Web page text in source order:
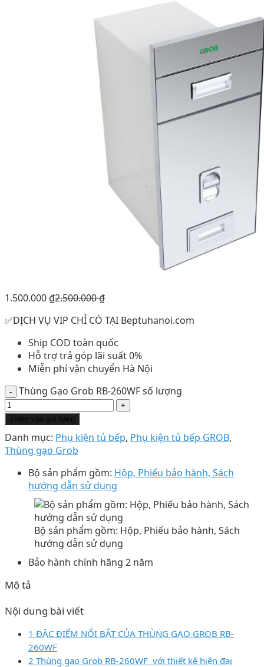
1.500.000 ₫2.500.000₫
✅DỊCH VỤ VIP CHỈ CÓ TẠI Beptuhanoi.com
Ship COD toàn quốc
Hỗ trợ trả góp lãi suất 0%
Miễn phí vận chuyển Hà Nội
Thùng Gạo Grob RB-260WF số lượng
Thêm vào giỏ hàng
Danh mục: Phụ kiện tủ bếp, Phụ kiện tủ bếp GROB,
Thùng gạo Grob
Bộ sản phẩm gồm: Hộp, Phiếu bảo hành, Sách
hướng dẫn sử dụng
Bộ sản phẩm gồm: Hộp, Phiếu bảo hành, Sách
hướng dẫn sử dụng
Bảo hành chính hãng 2 năm
Mô tả
Nội dung bài viết
1 ĐẶC ĐIỂM NỔI BẬT CỦA THÙNG GẠO GROB RB-
260WF
2 Thùng gạo Grob RB-260WF với thiết kế hiện đại